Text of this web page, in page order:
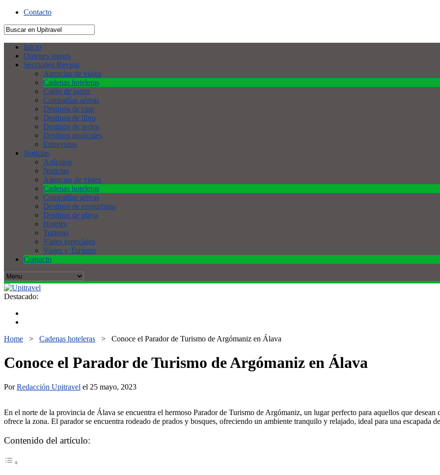
Contacto
Inicio
Quienes somos
Secciones Revista
Agencias de viajes
Cadenas hoteleras
Cajón de sastre
Compañías aéreas
Destinos de cine
Destinos de libro
Destinos de series
Destinos musicales
Entrevistas
Noticias
Artículos
Noticias
Agencias de viajes
Cadenas hoteleras
Compañías aéreas
Destinos de enoturismo
Destinos de playa
Hoteles
Turismo
Viajes especiales
Viajes y Turismo
Contacto
Destacado:
Home > Cadenas hoteleras > Conoce el Parador de Turismo de Argómaniz en Álava
Conoce el Parador de Turismo de Argómaniz en Álava
PorRedacción Upitravel el 25 mayo, 2023
En el norte de la provincia de Álava se encuentra el hermoso Parador de Turismo de Argómaniz, un lugar perfecto para aquellos que
ofrece la zona. El parador se encuentra rodeado de prados y bosques, ofreciendo un ambiente tranquilo y relajado, ideal para una escapada
Contenido del artículo: